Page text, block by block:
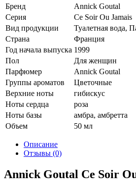
Бренд
Annick Goutal
Серия
Ce Soir Ou Jamais
Вид продукции
Туалетная вода,
Страна
Франция
Год начала выпуска 1999
Пол
Для женщин
Парфюмер
Annick Goutal
Группы ароматов
Цветочные
Верхние ноты
гибискус
Ноты сердца
роза
Ноты базы
амбра, амбретта
Объем
50 мл
Описание
Отзывы (0)
Annick Goutal Ce Soir